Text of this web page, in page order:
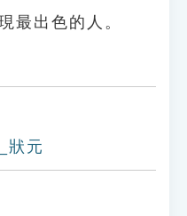
最出色的人。
狀元